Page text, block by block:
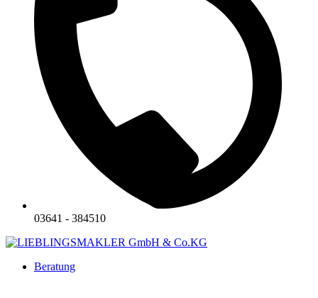
03641 - 384510
Beratung